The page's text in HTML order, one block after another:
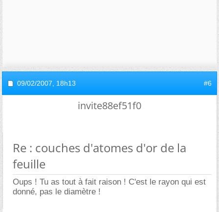
09/02/2007, 18h13 #6
invite88ef51f0
Re : couches d'atomes d'or de la
feuille
Oups ! Tu as tout à fait raison ! C'est le rayon qui est
donné, pas le diamètre !